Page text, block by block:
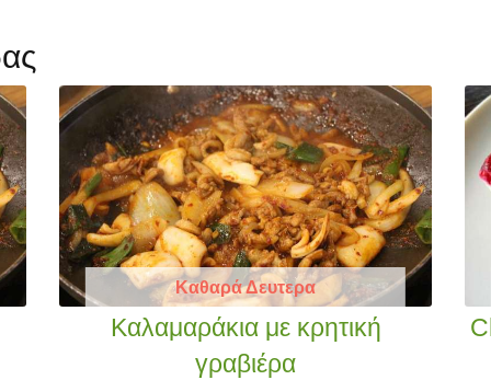
Καθαρά Δευτερα
Καλαμαράκια με κρητική
γραβιέρα